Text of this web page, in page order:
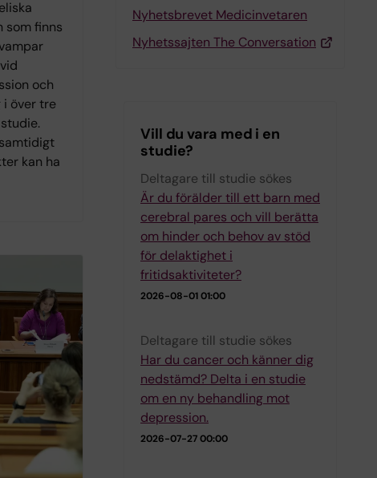
som finns
och
i över tre
kan ha
Nyhetsbrevet Medicinvetaren
Nyhetssajten The Conversation
Vill du vara med i en
studie?
Deltagare till studie sökes
Är du förälder till ett barn med
cerebral pares och vill berätta
om hinder och behov av stöd
för delaktighet i
fritidsaktiviteter?
2026-08-01 01:00
Deltagare till studie sökes
Har du cancer och känner dig
nedstämd? Delta i en studie
om en ny behandling mot
depression.
2026-07-27 00:00